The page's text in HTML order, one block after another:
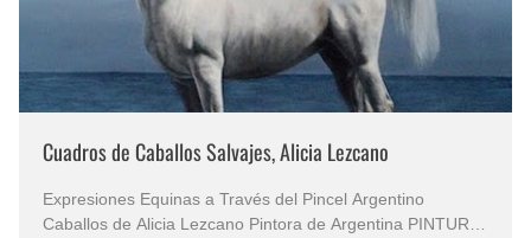
Cuadros de Caballos Salvajes, Alicia Lezcano
Expresiones Equinas a Través del Pincel Argentino
Caballos de Alicia Lezcano Pintora de Argentina PINTURA